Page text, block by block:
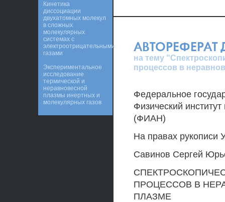
АВТОРЕФЕРАТ
на тему
процессов в
Федеральное
Физический
(ФИАН)
На правах рукописи
Савинов Сергей
ПРОЦЕССОВ В
ПЛАЗМЕ
Кинетика
диссоциации
двухатомных молекул
в сложных
молекулярных
системах с
электроотрицательными
газами
Экспериментальное
исследование
термической и
неравновесной
плазмы инертных и
молекулярных газов